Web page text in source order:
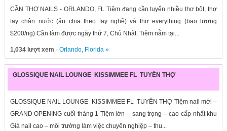
CẦN THỢ NAILS - ORLANDO, FL Tiệm đang cần tuyển nhiều thợ bột, thợ
tay chân nước (ăn chia theo tay nghề) và thợ everything (bao lương
$200/ng) Cần làm được ngày thứ 7, Chủ Nhật. Tiệm nằm tại...
1,034 lượt xem · Orlando, Florida»
GLOSSIQUE NAIL LOUNGE KISSIMMEE FL TUYỂN THỢ
GLOSSIQUE NAIL LOUNGE KISSIMMEE FL TUYỂN THỢ Tiệm nail mới –
GRAND OPENING cuối tháng 1 Tiệm lớn – sang trọng – cao cấp nhất khu
Giá nail cao – môi trường làm việc chuyên nghiệp – thu...